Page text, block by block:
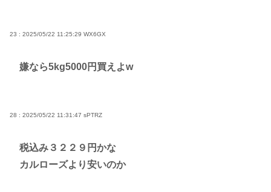
23 : 2025/05/22 11:25:29 WX6GX
嫌なら5kg5000円買えよw
28 : 2025/05/22 11:31:47 sPTRZ
税込み３２２９円かな
カルローズより安いのか